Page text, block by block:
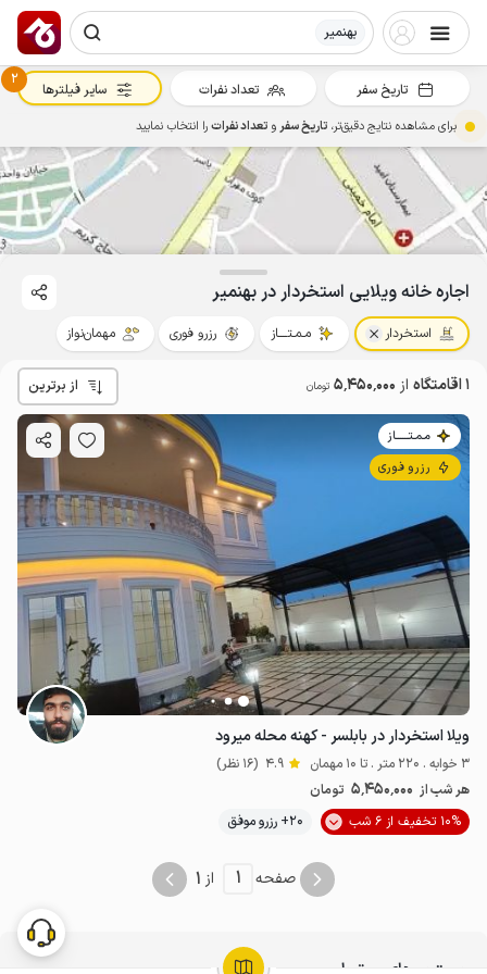
بهنمیر
میلیون ت 4.9
اجاره خانه ویلایی استخردار در بهنمیر
استخردار مـمـتــــاز رزرو فوری مهمان‌نواز
1 اقامتگاه از 5٬450٬000 تومان از برترین
مـمـتــــــاز
رزرو فوری
ویلا استخردار در بابلسر - کهنه محله میرود
3 خوابه . 220 متر . تا 10 مهمان 4.9 (16 نظر)
هر شب از 5٬450٬000 تومان
10% تخفیف از 6 شب
20+ رزرو موفق
صفحه 1 از 1
تاریخ سفر تعداد نفرات
2
سایر فیلترها
برای مشاهده نتایج دقیق‌تر، تاریخ سفرو تعداد نفراترا انتخاب نمایید